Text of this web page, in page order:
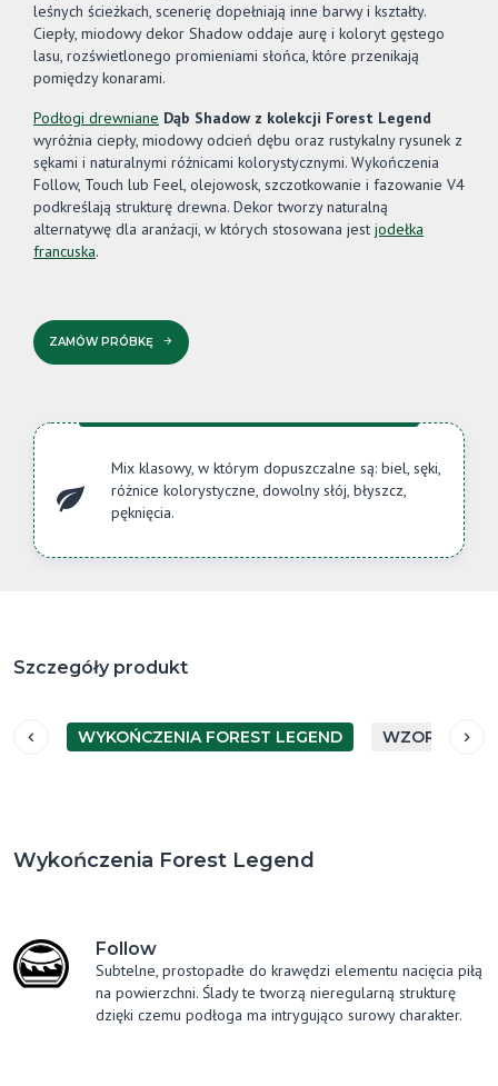
leśnych ścieżkach, scenerię dopełniają inne barwy i kształty.
Ciepły, miodowy dekor Shadow oddaje aurę i koloryt gęstego
lasu, rozświetlonego promieniami słońca, które przenikają
pomiędzy konarami.
Podłogi drewniane Dąb Shadow z kolekcji Forest Legend
wyróżnia ciepły, miodowy odcień dębu oraz rustykalny rysunek z
sękami i naturalnymi różnicami kolorystycznymi. Wykończenia
Follow, Touch lub Feel, olejowosk, szczotkowanie i fazowanie V4
podkreślają strukturę drewna. Dekor tworzy naturalną
alternatywę dla aranżacji, w których stosowana jest jodełka
francuska.
ZAMÓW PRÓBKĘ
Mix klasowy, w którym dopuszczalne są: biel, sęki,
różnice kolorystyczne, dowolny słój, błyszcz,
pęknięcia.
Szczegóły produkt
WYKOŃCZENIA FOREST LEGEND WZORY
Wykończenia Forest Legend
Follow
Subtelne, prostopadłe do krawędzi elementu nacięcia piłą
na powierzchni. Ślady te tworzą nieregularną strukturę
dzięki czemu podłoga ma intrygująco surowy charakter.